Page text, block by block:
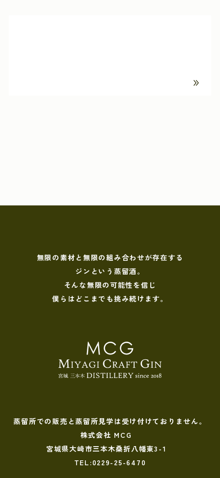
無限の素材と無限の組み合わせが存在する
ジンという蒸留酒。
そんな無限の可能性を信じ
僕らはどこまでも挑み続けます。
蒸留所での販売と蒸留所見学は受け付けておりません。
株式会社 MCG
宮城県大崎市三本木桑折八幡東3-1
TEL:0229-25-6470